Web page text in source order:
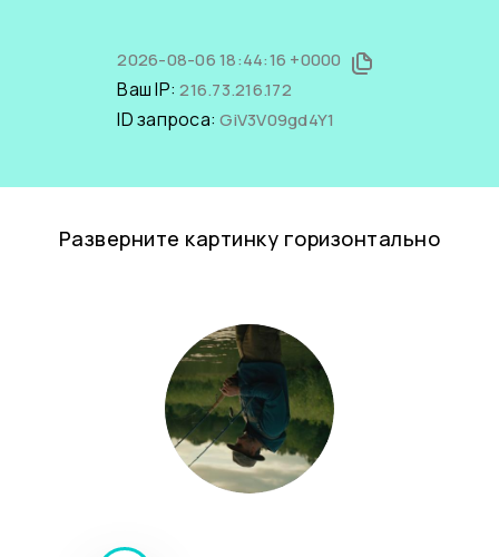
2026-08-06 18:44:16 +0000
Ваш IP:216.73.216.172
ID запроса:GiV3V09gd4Y1
Разверните картинку горизонтально